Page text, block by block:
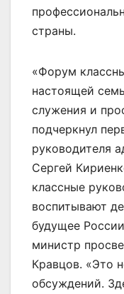
страны.
«Форум
настоящей
служения и
подчеркнул
руководителя
Сергей
классные
воспитывают
будущее
министр
Кравцов. «Это
обсуждений.